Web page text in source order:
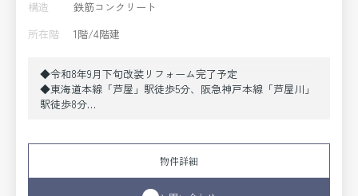
構造
鉄筋コンクリート
所在階
1階/4階建
◆令和8年9月下旬改装リフォーム完了予定
◆東海道本線「芦屋」駅徒歩5分、阪急神戸本線「芦屋川」
駅徒歩8分
《改装リフォーム内容》
●設備取替〔システムキッチン（食洗機付）、ユニットバ
ス（浴室乾燥機付）、トイレ（温水洗浄便座付）、洗面化
物件詳細